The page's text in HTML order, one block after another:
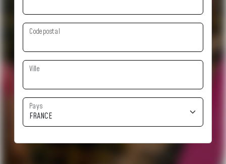
Code postal
Ville
Pays